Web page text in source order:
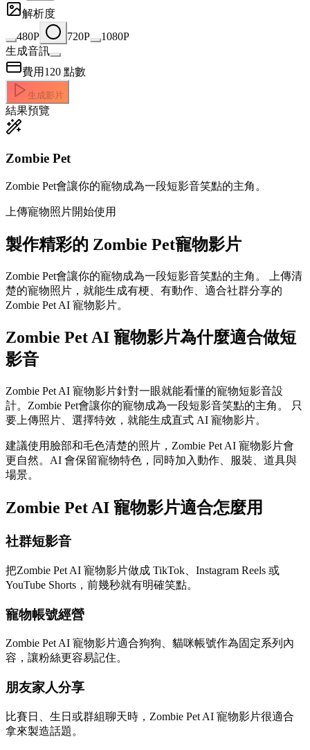
解析度
480P
720P
1080P
生成音訊
費用 120 點數
生成影片
結果預覽
Zombie Pet
Zombie Pet會讓你的寵物成為一段短影音笑點的主角。
上傳寵物照片開始使用
製作精彩的 Zombie Pet寵物影片
Zombie Pet會讓你的寵物成為一段短影音笑點的主角。 上傳清
楚的寵物照片，就能生成有梗、有動作、適合社群分享的
Zombie Pet AI 寵物影片。
Zombie Pet AI 寵物影片為什麼適合做短
影音
Zombie Pet AI 寵物影片針對一眼就能看懂的寵物短影音設
計。Zombie Pet會讓你的寵物成為一段短影音笑點的主角。 只
要上傳照片、選擇特效，就能生成直式 AI 寵物影片。
建議使用臉部和毛色清楚的照片，Zombie Pet AI 寵物影片會
更自然。AI 會保留寵物特色，同時加入動作、服裝、道具與
場景。
Zombie Pet AI 寵物影片適合怎麼用
社群短影音
把Zombie Pet AI 寵物影片做成 TikTok、Instagram Reels 或
YouTube Shorts，前幾秒就有明確笑點。
寵物帳號經營
Zombie Pet AI 寵物影片適合狗狗、貓咪帳號作為固定系列內
容，讓粉絲更容易記住。
朋友家人分享
比賽日、生日或群組聊天時，Zombie Pet AI 寵物影片很適合
拿來製造話題。